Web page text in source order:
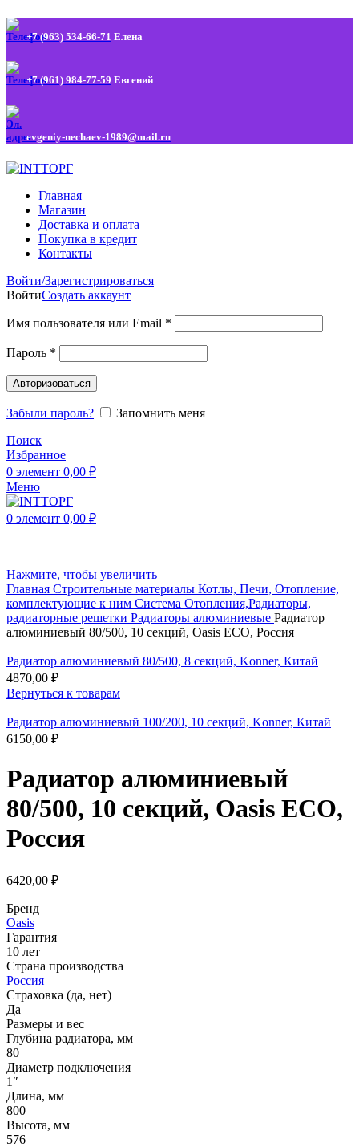
+7 (963) 534-66-71 Елена
+7 (961) 984-77-59 Евгений
evgeniy-nechaev-1989@mail.ru
Главная
Магазин
Доставка и оплата
Покупка в кредит
Контакты
Войти/Зарегистрироваться
ВойтиСоздать аккаунт
Имя пользователя или Email *
Пароль *
Авторизоваться
Забыли пароль?
Запомнить меня
Поиск
Избранное
0 элемент 0,00 ₽
Меню
0 элемент 0,00 ₽
Нажмите, чтобы увеличить
Главная Строительные материалы Котлы, Печи, Отопление,
комплектующие к ним Система Отопления,Радиаторы,
радиаторные решетки Радиаторы алюминиевые Радиатор
алюминиевый 80/500, 10 секций, Oasis ECO, Россия
Радиатор алюминиевый 80/500, 8 секций, Konner, Китай
4870,00 ₽
Вернуться к товарам
Радиатор алюминиевый 100/200, 10 секций, Konner, Китай
6150,00 ₽
Радиатор алюминиевый
80/500, 10 секций, Oasis ECO,
Россия
6420,00 ₽
Бренд
Oasis
Гарантия
10 лет
Страна производства
Россия
Страховка (да, нет)
Да
Размеры и вес
Глубина радиатора, мм
80
Диаметр подключения
1″
Длина, мм
800
Высота, мм
576